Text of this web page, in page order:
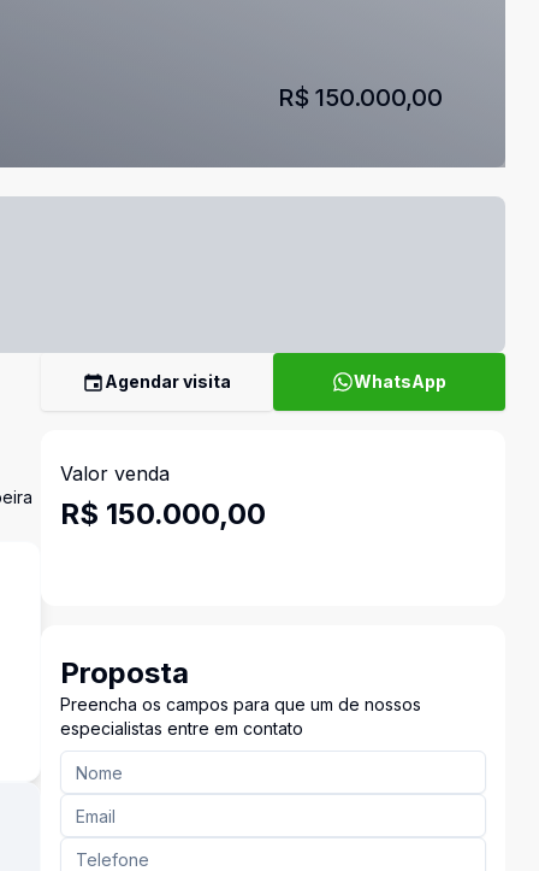
R$ 150.000,00
Agendar visita WhatsApp
Valor venda
R$ 150.000,00
Proposta
Preencha os campos para que um de nossos
especialistas entre em contato